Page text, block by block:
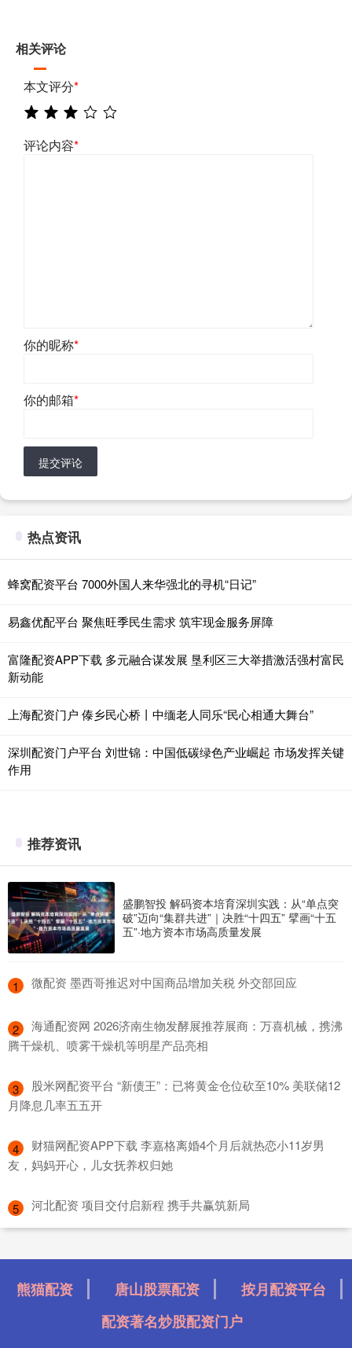
相关评论
本文评分*
评论内容*
你的昵称*
你的邮箱*
提交评论
热点资讯
蜂窝配资平台 7000外国人来华强北的寻机“日记”
易鑫优配平台 聚焦旺季民生需求 筑牢现金服务屏障
富隆配资APP下载 多元融合谋发展 垦利区三大举措激活强村富民
新动能
上海配资门户 傣乡民心桥丨中缅老人同乐“民心相通大舞台”
深圳配资门户平台 刘世锦：中国低碳绿色产业崛起 市场发挥关键
作用
推荐资讯
盛鹏智投 解码资本培育深圳实践：从“单点突
破”迈向“集群共进”｜决胜“十四五” 擘画“十五
五”·地方资本市场高质量发展
1 ​微配资 墨西哥推迟对中国商品增加关税 外交部回应
2
​海通配资网 2026济南生物发酵展推荐展商：万喜机械，携沸
腾干燥机、喷雾干燥机等明星产品亮相
3
​股米网配资平台 “新债王”：已将黄金仓位砍至10% 美联储12
月降息几率五五开
4
​财猫网配资APP下载 李嘉格离婚4个月后就热恋小11岁男
友，妈妈开心，儿女抚养权归她
5 ​河北配资 项目交付启新程 携手共赢筑新局
熊猫配资 唐山股票配资
按月配资平台
配资著名炒股配资门户